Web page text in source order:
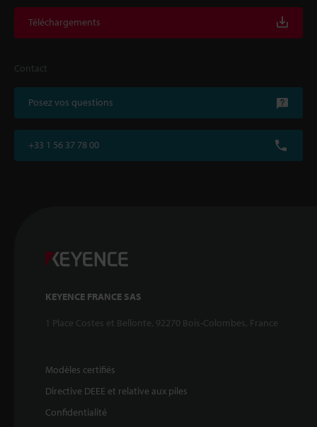
Téléchargements
Contact
Posez vos questions
+33 1 56 37 78 00
KEYENCE FRANCE SAS
1 Place Costes et Bellonte, 92270 Bois-Colombes, France
Modèles certifiés
Directive DEEE et relative aux piles
Confidentialité